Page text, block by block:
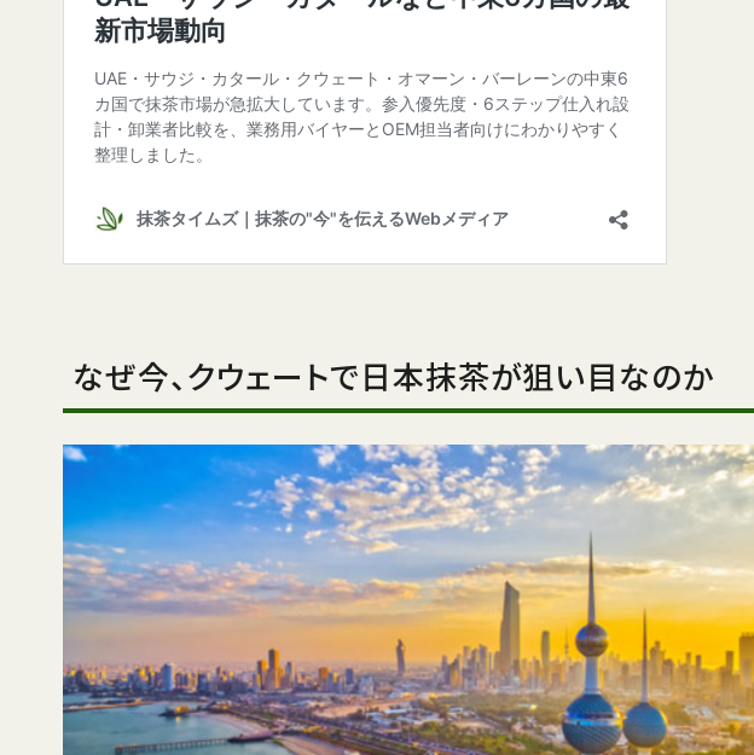
なぜ今、クウェートで日本抹茶が狙い目なのか